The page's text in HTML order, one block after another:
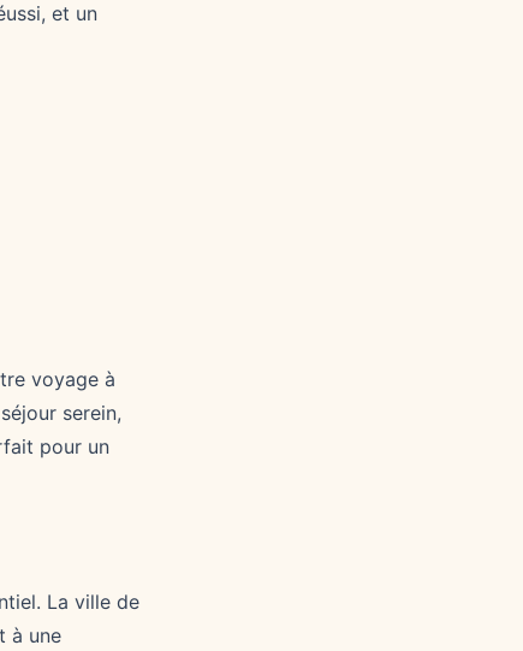
et un
voyage à
serein,
pour un
La ville de
à une